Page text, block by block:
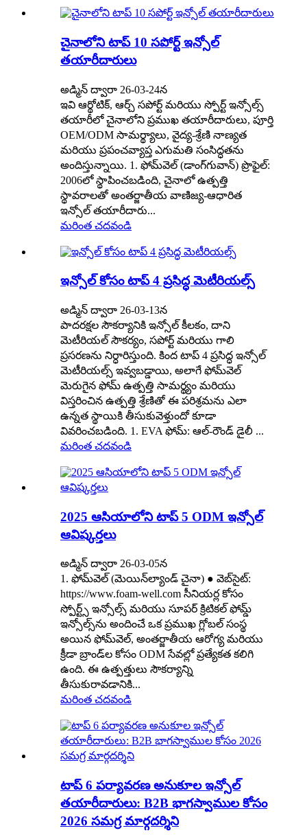
చైనాలోని టాప్ 10 సపోర్ట్ ఇన్సోల్
తయారీదారులు
అడ్మిన్ ద్వారా 26-03-24న
ఇవి ఆర్థోటిక్, ఆర్చ్ సపోర్ట్ మరియు స్పోర్ట్ ఇన్సోల్స్
తయారీలో చైనాలోని ప్రముఖ తయారీదారులు, పూర్తి
OEM/ODM సామర్థ్యాలు, వైద్య-శ్రేణి నాణ్యత
మరియు ప్రపంచవ్యాప్త ఎగుమతి సంసిద్ధతను
అందిస్తున్నాయి. 1. ఫోమ్‌వెల్ (డాంగ్‌గువాన్) ప్రొఫైల్:
2006లో స్థాపించబడింది, చైనాలో ఉత్పత్తి
స్థావరాలతో అంతర్జాతీయ వాణిజ్య-ఆధారిత
ఇన్సోల్ తయారీదారు...
మరింత చదవండి
ఇన్సోల్ కోసం టాప్ 4 ప్రసిద్ధ మెటీరియల్స్
అడ్మిన్ ద్వారా 26-03-13న
పాదరక్షల సౌకర్యానికి ఇన్సోల్ కీలకం, దాని
మెటీరియల్ సౌకర్యం, సపోర్ట్ మరియు గాలి
ప్రసరణను నిర్ధారిస్తుంది. కింద టాప్ 4 ప్రసిద్ధ ఇన్సోల్
మెటీరియల్స్ ఇవ్వబడ్డాయి, అలాగే ఫోమ్‌వెల్
మెరుగైన ఫోమ్ ఉత్పత్తి సామర్థ్యం మరియు
విస్తరించిన ఉత్పత్తి శ్రేణితో ఈ పరిశ్రమను ఎలా
ఉన్నత స్థాయికి తీసుకువెళ్తుందో కూడా
వివరించబడింది. 1. EVA ఫోమ్: ఆల్-రౌండ్ డైలీ ...
మరింత చదవండి
2025 ఆసియాలోని టాప్ 5 ODM ఇన్సోల్
ఆవిష్కర్తలు
అడ్మిన్ ద్వారా 26-03-05న
1. ఫోమ్‌వెల్ (మెయిన్‌ల్యాండ్ చైనా) ● వెబ్‌సైట్:
https://www.foam-well.com సీనియర్ల కోసం
స్పోర్ట్స్ ఇన్సోల్స్ మరియు సూపర్ క్రిటికల్ ఫోమ్డ్
ఇన్సోల్స్‌ను అందించే ఒక ప్రముఖ గ్లోబల్ సంస్థ
అయిన ఫోమ్‌వెల్, అంతర్జాతీయ ఆరోగ్య మరియు
క్రీడా బ్రాండ్‌ల కోసం ODM సేవల్లో ప్రత్యేకత కలిగి
ఉంది. ఈ ఉత్పత్తులు సౌకర్యాన్ని
తీసుకురావడానికి...
మరింత చదవండి
టాప్ 6 పర్యావరణ అనుకూల ఇన్సోల్
తయారీదారులు: B2B భాగస్వాముల కోసం
2026 సమగ్ర మార్గదర్శిని